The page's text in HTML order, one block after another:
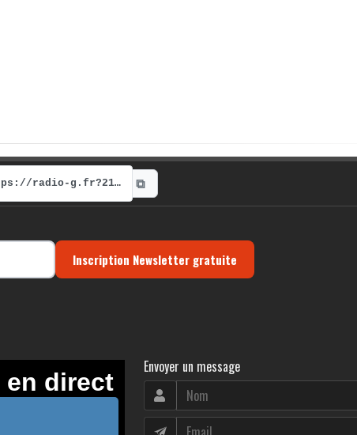
https://radio-g.fr?21558 ⧉
Inscription Newsletter gratuite
Envoyer un message